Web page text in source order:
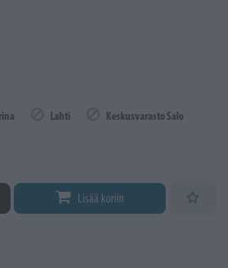
Lahti Keskusvarasto Salo
määrää Lisää koriin